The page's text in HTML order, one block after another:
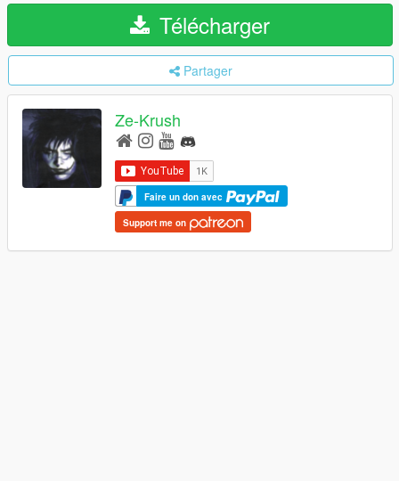
Télécharger
Partager
Ze-Krush
Faire un don avec
Support me on